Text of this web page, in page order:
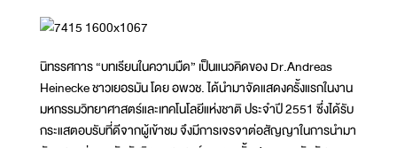
นิทรรศการ “บทเรียนในความมืด” เป็นแนวคิดของ Dr.Andreas
Heinecke ชาวเยอรมัน โดย อพวช. ได้นำมาจัดแสดงครั้งแรกในงาน
มหกรรมวิทยาศาสตร์และเทคโนโลยีแห่งชาติ ประจำปี 2551 ซึ่งได้รับ
กระแสตอบรับที่ดีจากผู้เข้าชม จึงมีการเจรจาต่อสัญญาในการนำมา